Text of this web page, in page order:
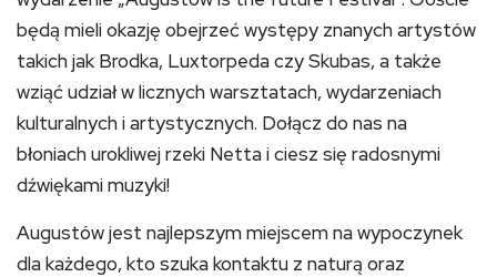
będą mieli okazję obejrzeć występy znanych artystów
takich jak Brodka, Luxtorpeda czy Skubas, a także
wziąć udział w licznych warsztatach, wydarzeniach
kulturalnych i artystycznych. Dołącz do nas na
błoniach urokliwej rzeki Netta i ciesz się radosnymi
dźwiękami muzyki!
Augustów jest najlepszym miejscem na wypoczynek
dla każdego, kto szuka kontaktu z naturą oraz